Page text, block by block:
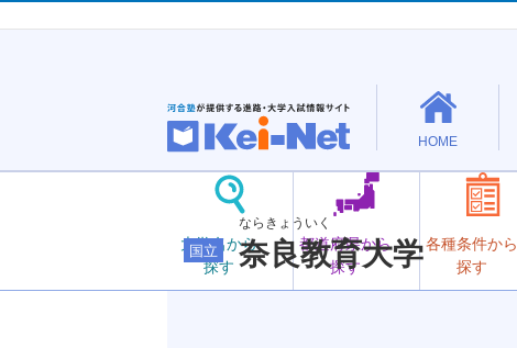
HOME
大学名から
探す
都道府県から
探す
各種条件から
探す
国立
ならきょういく
奈良教育大学